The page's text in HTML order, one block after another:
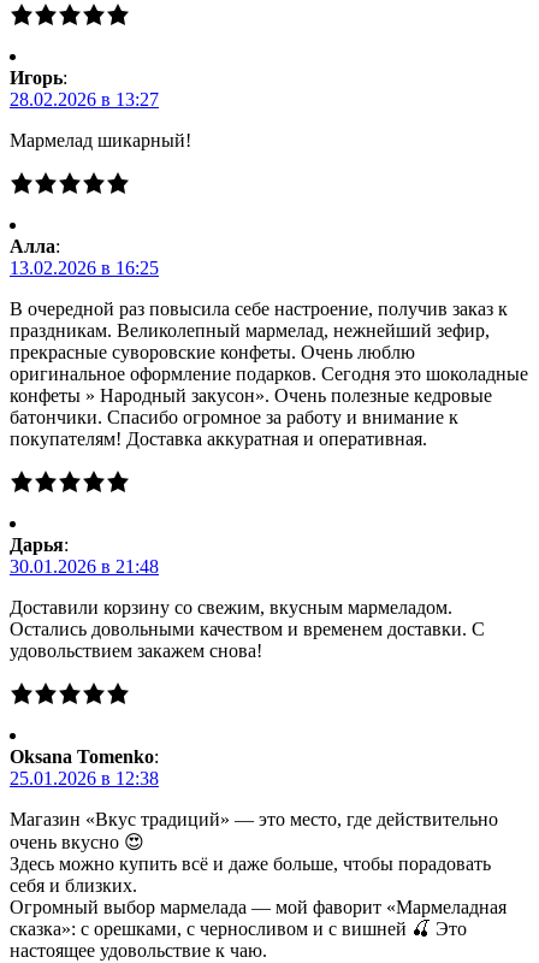
Игорь:
28.02.2026 в 13:27
Мармелад шикарный!
Алла:
13.02.2026 в 16:25
В очередной раз повысила себе настроение, получив заказ к
праздникам. Великолепный мармелад, нежнейший зефир,
прекрасные суворовские конфеты. Очень люблю
оригинальное оформление подарков. Сегодня это шоколадные
конфеты » Народный закусон». Очень полезные кедровые
батончики. Спасибо огромное за работу и внимание к
покупателям! Доставка аккуратная и оперативная.
Дарья:
30.01.2026 в 21:48
Доставили корзину со свежим, вкусным мармеладом.
Остались довольными качеством и временем доставки. С
удовольствием закажем снова!
Oksana Tomenko:
25.01.2026 в 12:38
Магазин «Вкус традиций» — это место, где действительно
очень вкусно 😍
Здесь можно купить всё и даже больше, чтобы порадовать
себя и близких.
Огромный выбор мармелада — мой фаворит «Мармеладная
сказка»: с орешками, с черносливом и с вишней 🍒 Это
настоящее удовольствие к чаю.